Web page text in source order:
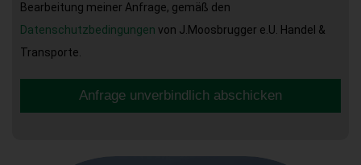
Bearbeitung meiner Anfrage, gemäß den
Datenschutzbedingungen von J.Moosbrugger e.U. Handel &
Transporte.
Anfrage unverbindlich abschicken